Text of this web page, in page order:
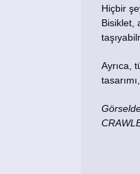
Hiçbir
Bisiklet,
Ayrıca,